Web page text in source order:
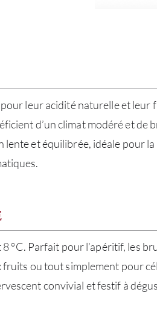
leur acidité naturelle et leur
d’un climat modéré et de
lente et équilibrée, idéale pour
°C. Parfait pour l’apéritif, les
fruits ou tout simplement pour
convivial et festif à